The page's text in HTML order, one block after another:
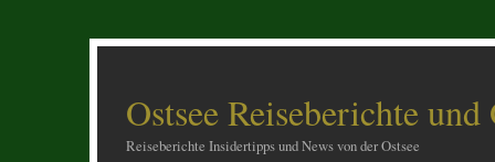
Ostsee Reiseberichte
Reiseberichte Insidertipps und News von der Ostsee